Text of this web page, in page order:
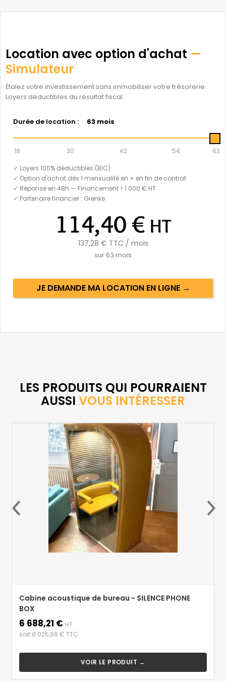
Location avec option d'achat —
Simulateur
Étalez votre investissement sans immobiliser votre trésorerie.
Loyers déductibles du résultat fiscal.
Durée de location : 63 mois
18 30 42 54
63
✓ Loyers 100% déductibles (BIC)
✓ Option d'achat dès 1 mensualité en + en fin de contrat
✓ Réponse en 48h — Financement > 1 000 € HT
✓ Partenaire financier : Grenke
114,40 € HT
137,28 € TTC / mois
sur 63 mois
JE DEMANDE MA LOCATION EN LIGNE →
LES PRODUITS QUI POURRAIENT
AUSSI VOUS INTÉRESSER
Cabine acoustique de bureau - SILENCE PHONE
BOX
Prix
6 688,21 € HT
soit 8 025,86 € TTC
VOIR LE PRODUIT →